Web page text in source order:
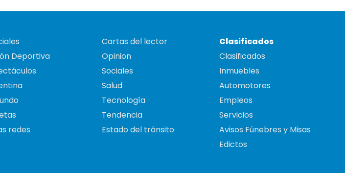
Deportiva
redes
Cartas del lector
Opinion
Sociales
Salud
Tecnología
Tendencia
Estado del tránsito
Clasificados
Clasificados
Inmuebles
Automotores
Empleos
Servicios
Avisos Fúnebres y Misas
Edictos